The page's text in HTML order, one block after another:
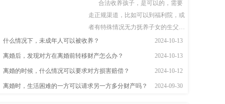
合法收养孩子，是可以的，需要
走正规渠道，比如可以到福利院，或
者有特殊情况无力抚养子女的生父
母。  根据《民法典》第一千零九十四
条　下列个人、组织可以作送养人：
利机构；（三）有特殊困难无力抚养
子女的生父母。
什么情况下，未成年人可以被收养？ 2024-10-13
离婚后，发现对方在离婚前转移财产怎么办？ 2024-10-13
离婚的时候，什么情况可以要求对方损害赔偿？ 2024-10-12
离婚时，生活困难的一方可以请求另一方多分财产吗？ 2024-09-30